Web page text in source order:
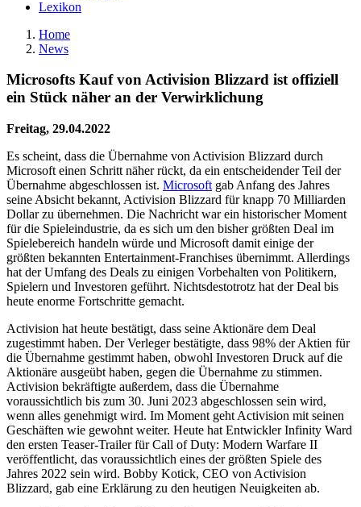
Lexikon
Home
News
Microsofts Kauf von Activision Blizzard ist offiziell
ein Stück näher an der Verwirklichung
Freitag, 29.04.2022
Es scheint, dass die Übernahme von Activision Blizzard durch
Microsoft einen Schritt näher rückt, da ein entscheidender Teil der
Übernahme abgeschlossen ist. Microsoft gab Anfang des Jahres
seine Absicht bekannt, Activision Blizzard für knapp 70 Milliarden
Dollar zu übernehmen. Die Nachricht war ein historischer Moment
für die Spieleindustrie, da es sich um den bisher größten Deal im
Spielebereich handeln würde und Microsoft damit einige der
größten bekannten Entertainment-Franchises übernimmt. Allerdings
hat der Umfang des Deals zu einigen Vorbehalten von Politikern,
Spielern und Investoren geführt. Nichtsdestotrotz hat der Deal bis
heute enorme Fortschritte gemacht.
Activision hat heute bestätigt, dass seine Aktionäre dem Deal
zugestimmt haben. Der Verleger bestätigte, dass 98% der Aktien für
die Übernahme gestimmt haben, obwohl Investoren Druck auf die
Aktionäre ausgeübt haben, gegen die Übernahme zu stimmen.
Activision bekräftigte außerdem, dass die Übernahme
voraussichtlich bis zum 30. Juni 2023 abgeschlossen sein wird,
wenn alles genehmigt wird. Im Moment geht Activision mit seinen
Geschäften wie gewohnt weiter. Heute hat Entwickler Infinity Ward
den ersten Teaser-Trailer für Call of Duty: Modern Warfare II
veröffentlicht, das voraussichtlich eines der größten Spiele des
Jahres 2022 sein wird. Bobby Kotick, CEO von Activision
Blizzard, gab eine Erklärung zu den heutigen Neuigkeiten ab.